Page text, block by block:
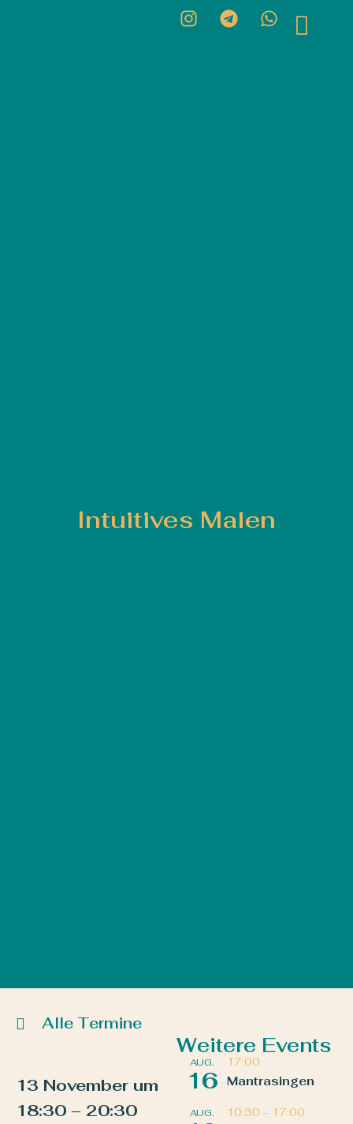
Intuitives Malen
Alle Termine
13 November um
18:30 – 20:30
Weitere Events
AUG.
16
17:00
Mantrasingen
AUG. 10:30 – 17:00